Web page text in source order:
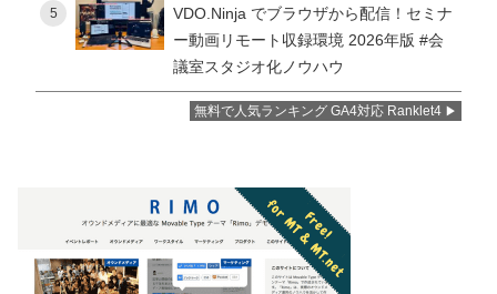
5
VDO.Ninja でブラウザから配信！セミナ
ー動画リモート収録環境 2026年版 #会
議室スタジオ化ノウハウ
無料で人気ランキング GA4対応 Ranklet4